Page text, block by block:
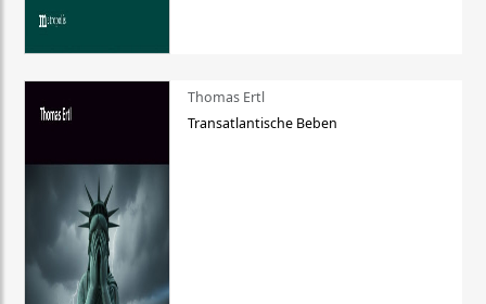
Thomas Ertl
Transatlantische Beben